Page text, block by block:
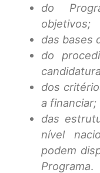
do
objetivos;
das bases
do
dos
a financiar;
das
nível
podem
Programa.